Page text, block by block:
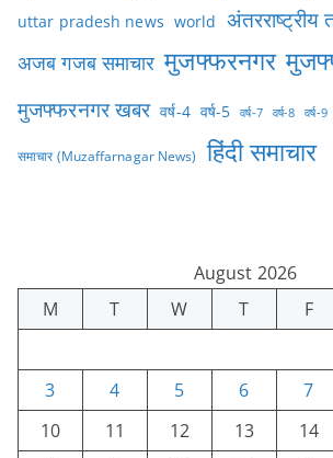
uttar pradesh news world अंतरराष्ट्रीय
अजब गजब समाचार मुजफ्फरनगर
मुजफ्फरनगर खबर वर्ष-4 वर्ष-5 वर्ष-7 वर्ष-8 वर्ष-9
समाचार (Muzaffarnagar News) हिंदी समाचार
August 2026
M
T W T F
3
4 5 6 7
10
11 12 13 14